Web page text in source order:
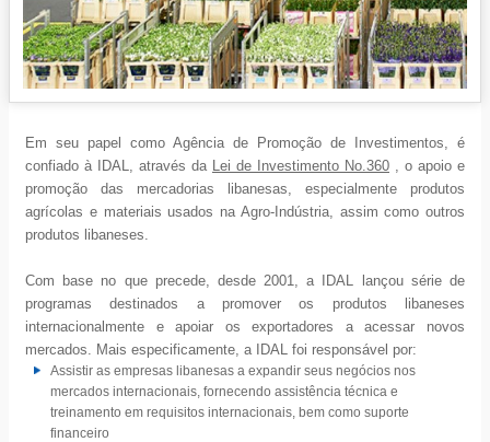
Em seu papel como Agência de Promoção de Investimentos, é
confiado à IDAL, através da Lei de Investimento No.360 , o apoio e
promoção das mercadorias libanesas, especialmente produtos
agrícolas e materiais usados na Agro-Indústria, assim como outros
produtos libaneses.
Com base no que precede, desde 2001, a IDAL lançou série de
programas destinados a promover os produtos libaneses
internacionalmente e apoiar os exportadores a acessar novos
mercados. Mais especificamente, a IDAL foi responsável por:
Assistir as empresas libanesas a expandir seus negócios nos
mercados internacionais, fornecendo assistência técnica e
treinamento em requisitos internacionais, bem como suporte
financeiro